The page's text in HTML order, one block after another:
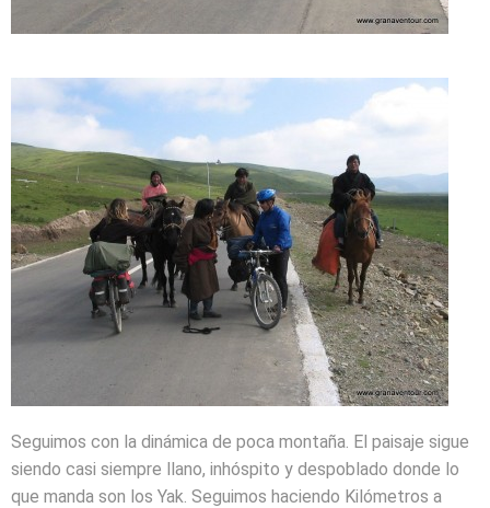
Seguimos con la dinámica de poca montaña. El paisaje sigue
siendo casi siempre llano, inhóspito y despoblado donde lo
que manda son los Yak. Seguimos haciendo Kilómetros a